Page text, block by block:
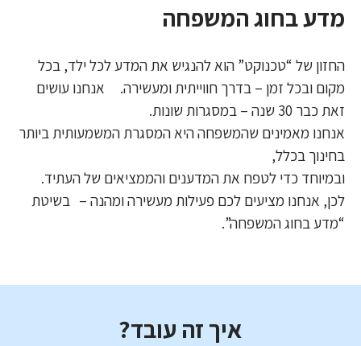
מדע בחוג המשפחה
החזון של “טכנוקט” הוא להנגיש את המדע לכל ילד, בכל
מקום ובכל זמן – בדרך חווייתית ומעשירה. אנחנו עושים
זאת כבר 30 שנה – במסגרות שונות.
אנחנו מאמינים שהמשפחה היא המסגרת המשמעותית ביותר
בחינוך בכלל,
ובמיוחד כדי לטפח את המדענים והממציאים של העתיד.
לכן, אנחנו מציעים לכם פעילות מעשירה ומהנה – בשיטת
“מדע בחוג המשפחה”.
איך זה עובד?